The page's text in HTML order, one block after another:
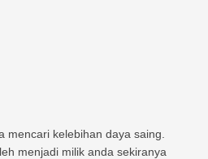
mencari kelebihan daya saing.
menjadi milik anda sekiranya